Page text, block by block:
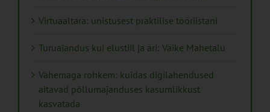
Virtuaaltara: unistusest praktilise tööriistani
Turuaiandus kui elustiil ja äri: Väike Mahetalu
Vähemaga rohkem: kuidas digilahendused
aitavad põllumajanduses kasumlikkust
kasvatada